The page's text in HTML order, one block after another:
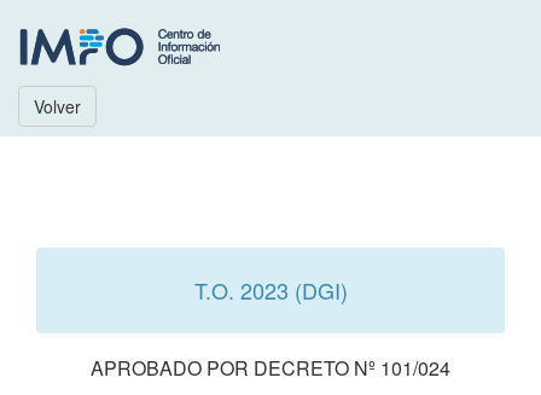
Volver
T.O. 2023 (DGI)
APROBADO POR DECRETO Nº 101/024